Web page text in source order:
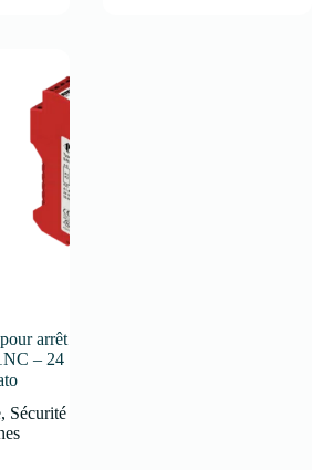
arrêt
– 24
, Sécurité